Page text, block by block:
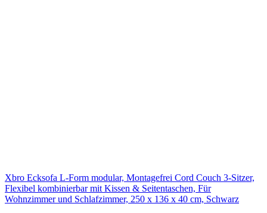
Xbro Ecksofa L-Form modular, Montagefrei Cord Couch 3-Sitzer,
Flexibel kombinierbar mit Kissen & Seitentaschen, Für
Wohnzimmer und Schlafzimmer, 250 x 136 x 40 cm, Schwarz